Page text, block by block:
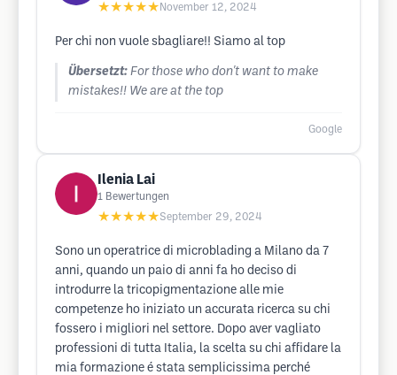
★★★★★ November 12, 2024
Per chi non vuole sbagliare!! Siamo al top
Übersetzt: For those who don't want to make
mistakes!! We are at the top
Google
Ilenia Lai
1 Bewertungen
★★★★★September 29, 2024
Sono un operatrice di microblading a Milano da 7
anni, quando un paio di anni fa ho deciso di
introdurre la tricopigmentazione alle mie
competenze ho iniziato un accurata ricerca su chi
fossero i migliori nel settore. Dopo aver vagliato
professioni di tutta Italia, la scelta su chi affidare la
mia formazione é stata semplicissima perché